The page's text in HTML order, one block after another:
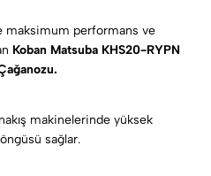
maksimum performans ve
Koban Matsuba KHS20-RYPN
makinelerinde yüksek
sağlar.